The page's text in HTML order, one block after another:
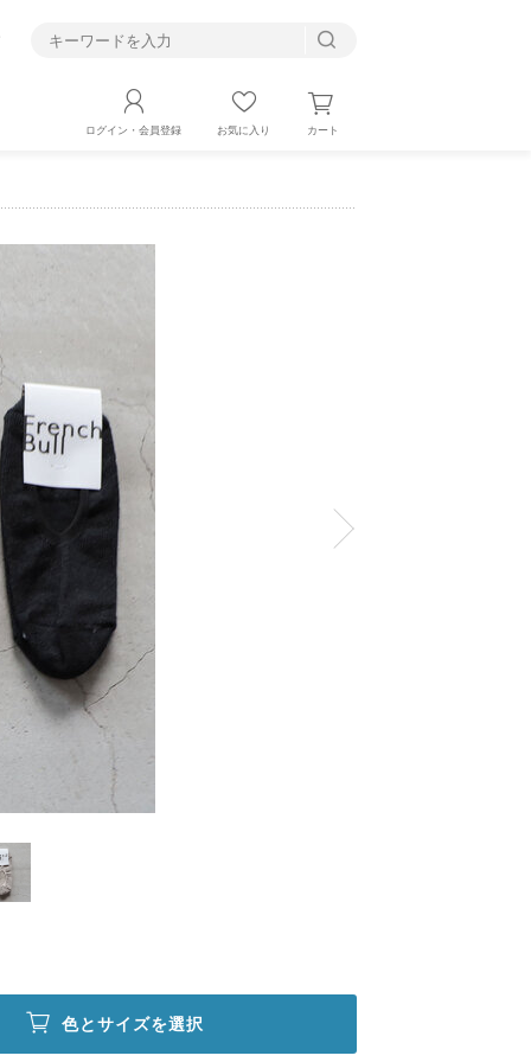
ログイン・会員登録 お気に入り カート
色とサイズを選択